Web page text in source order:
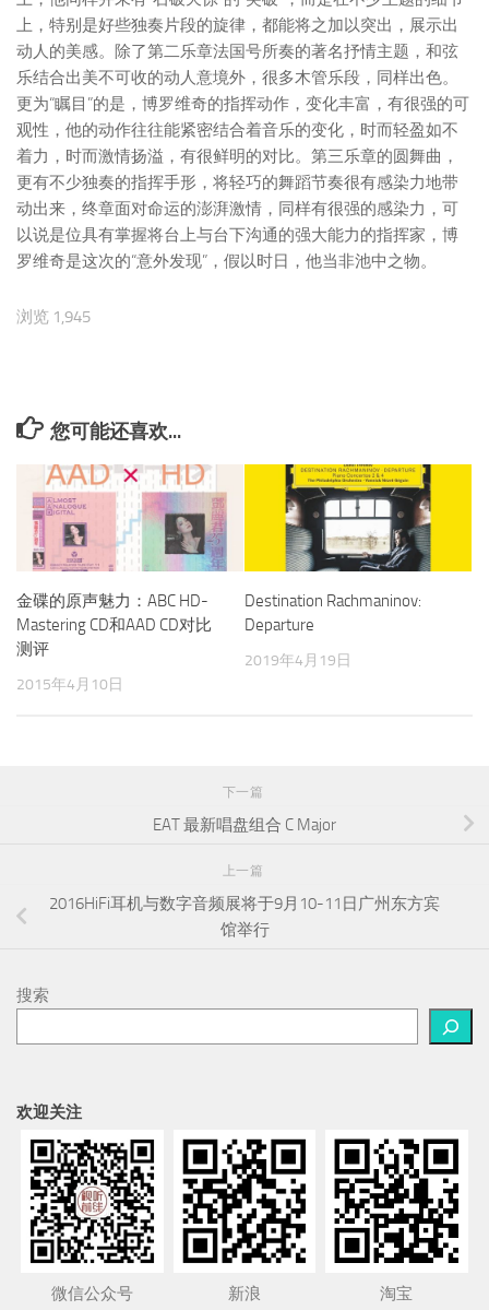
上，特别是好些独奏片段的旋律，都能将之加以突出，展示出
动人的美感。除了第二乐章法国号所奏的著名抒情主题，和弦
乐结合出美不可收的动人意境外，很多木管乐段，同样出色。
更为“瞩目”的是，博罗维奇的指挥动作，变化丰富，有很强的可
观性，他的动作往往能紧密结合着音乐的变化，时而轻盈如不
着力，时而激情扬溢，有很鲜明的对比。第三乐章的圆舞曲，
更有不少独奏的指挥手形，将轻巧的舞蹈节奏很有感染力地带
动出来，终章面对命运的澎湃激情，同样有很强的感染力，可
以说是位具有掌握将台上与台下沟通的强大能力的指挥家，博
罗维奇是这次的“意外发现”，假以时日，他当非池中之物。
浏览 1,945
您可能还喜欢...
金碟的原声魅力：ABC HD-
Mastering CD和AAD CD对比
测评
2015年4月10日
Destination Rachmaninov:
Departure
2019年4月19日
下一篇
EAT 最新唱盘组合 C Major
上一篇
2016HiFi耳机与数字音频展将于9月10-11日广州东方宾
馆举行
搜索
欢迎关注
微信公众号 新浪 淘宝